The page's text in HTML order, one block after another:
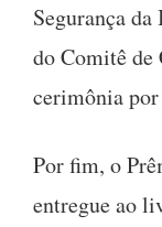
Segurança
do Comitê de
cerimônia
Por fim, o
entregue ao